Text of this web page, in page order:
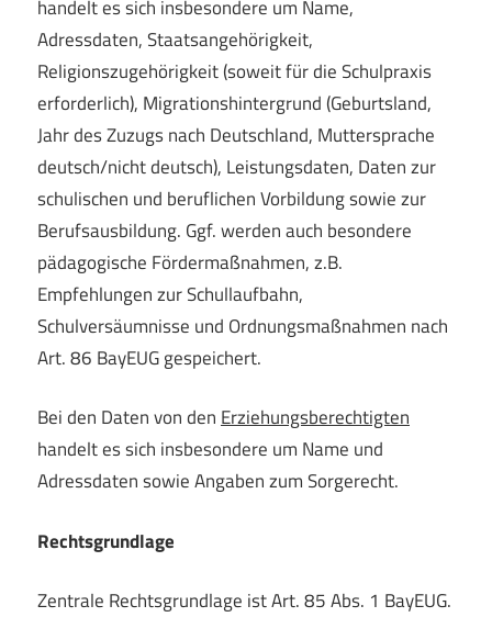
handelt es sich insbesondere um Name,
Adressdaten, Staatsangehörigkeit,
Religionszugehörigkeit (soweit für die Schulpraxis
erforderlich), Migrationshintergrund (Geburtsland,
Jahr des Zuzugs nach Deutschland, Muttersprache
deutsch/nicht deutsch), Leistungsdaten, Daten zur
schulischen und beruflichen Vorbildung sowie zur
Berufsausbildung. Ggf. werden auch besondere
pädagogische Fördermaßnahmen, z.B.
Empfehlungen zur Schullaufbahn,
Schulversäumnisse und Ordnungsmaßnahmen nach
Art. 86 BayEUG gespeichert.
Bei den Daten von denErziehungsberechtigten
handelt es sich insbesondere um Name und
Adressdaten sowie Angaben zum Sorgerecht.
Rechtsgrundlage
Zentrale Rechtsgrundlage ist Art. 85 Abs. 1 BayEUG.